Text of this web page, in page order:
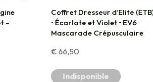
–
Coffret Dresseur d’Elite
• Écarlate et Violet • EV6
Mascarade Crépusculaire
€ 66,50
Indisponible